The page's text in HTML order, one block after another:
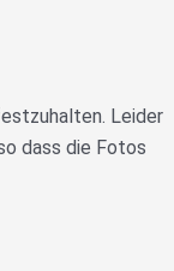
Leider
dass die Fotos